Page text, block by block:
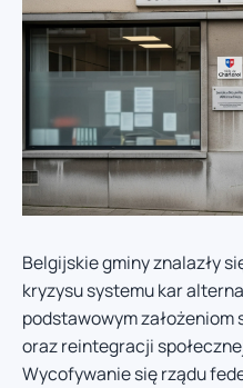
Belgijskie gminy znalazły
kryzysu systemu kar
podstawowym
oraz reintegracji
Wycofywanie się rządu